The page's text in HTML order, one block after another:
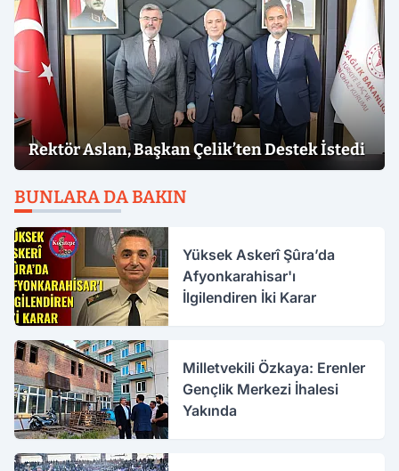
Rektör Aslan, Başkan Çelik’ten Destek İstedi
BUNLARA DA BAKIN
Yüksek Askerî Şûra’da
Afyonkarahisar'ı
İlgilendiren İki Karar
Milletvekili Özkaya: Erenler
Gençlik Merkezi İhalesi
Yakında